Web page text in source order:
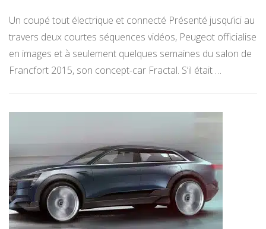
Un coupé tout électrique et connecté Présenté jusqu’ici au
travers deux courtes séquences vidéos, Peugeot officialise
en images et à seulement quelques semaines du salon de
Francfort 2015, son concept-car Fractal. S’il était …